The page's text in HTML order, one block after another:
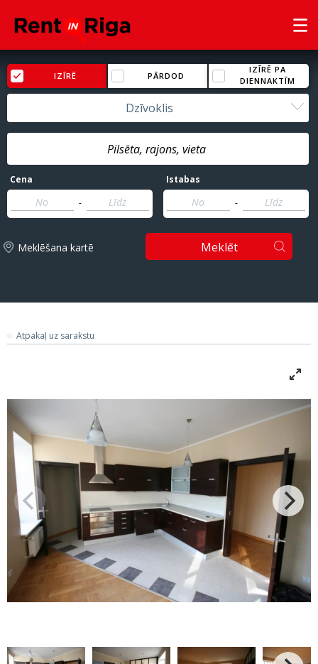
IZĪRĒ PĀRDOD
IZĪRĒ PA
DIENNAKTĪM
Dzīvoklis
Cena
-
Istabas
-
Meklēšana kartē Meklēt
Atpakaļ uz sarakstu